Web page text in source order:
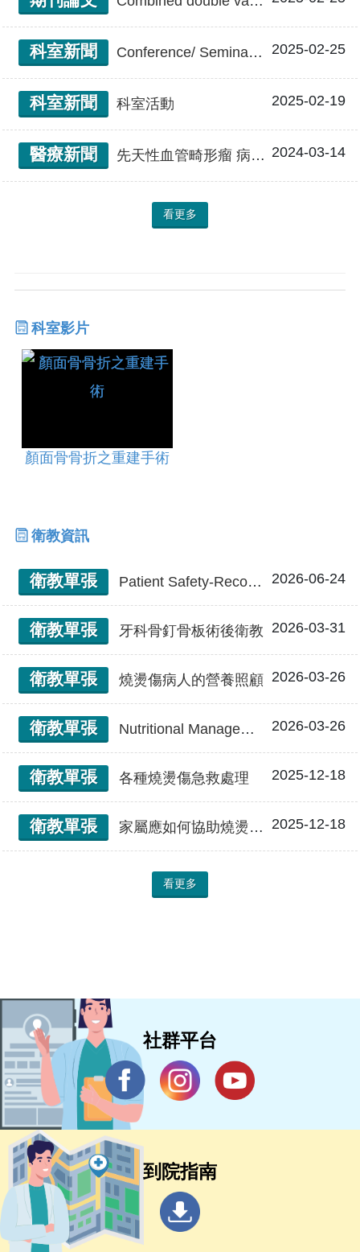
科室新聞 Conference/ Seminar/ Academic society 2025-02-25
科室新聞 科室活動 2025-02-19
醫療新聞 先天性血管畸形瘤 病人多方求治終獲成果 中醫大附醫「高位筋膜拉皮手術」 精密顏面再造成功 攜手陽光基金會 幫助「草莓女孩」重展笑顏 2024-03-14
看更多
科室影片
顏面骨骨折之重建手術
衛教資訊
衛教單張 Patient Safety-Recognition of visiting a doctor 病人安全 就醫認知 2026-06-24
衛教單張 牙科骨釘骨板術後衛教 2026-03-31
衛教單張 燒燙傷病人的營養照顧 2026-03-26
衛教單張 Nutritional Management for Burn Patients 燒燙傷病人的營養照顧 2026-03-26
衛教單張 各種燒燙傷急救處理 2025-12-18
衛教單張 家屬應如何協助燒燙傷病人 2025-12-18
看更多
社群平台
到院指南